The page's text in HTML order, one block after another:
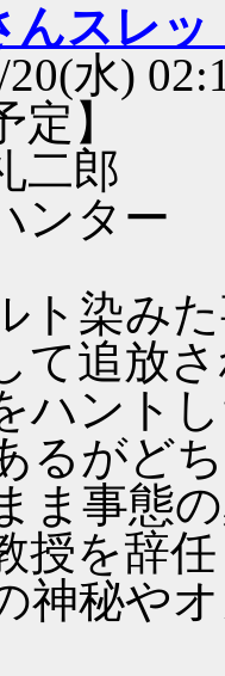
んスレ
20(水)
定】
二郎
ンター
ト染み
て追放
ハント
るがど
ま事態
授を辞
神秘や